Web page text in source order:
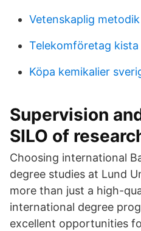
Vetenskaplig
Telekomföretag kista
Köpa kemikalier
Supervision
SILO of
Choosing international
degree studies at Lund
more than just a high-
international degree
excellent opportunities